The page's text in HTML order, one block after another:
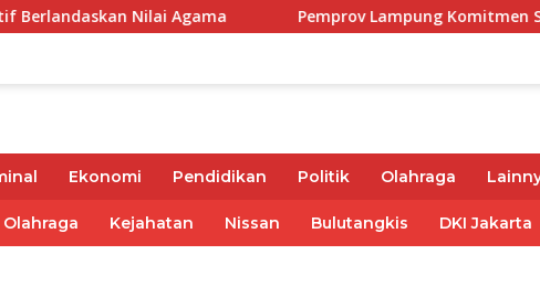
Nilai Agama Pemprov Lampung Komitmen Selesaikan
Ekonomi Pendidikan Politik Olahraga
Kejahatan Nissan Bulutangkis DKI Jakarta